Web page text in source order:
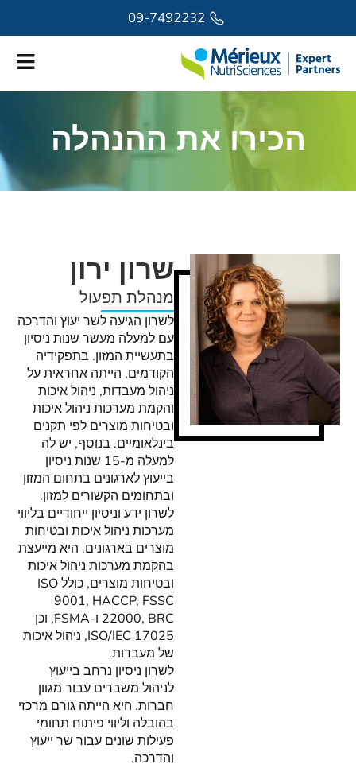
09-7492232
הכירו את ההנהלה
שרון ירון
מנהלת תפעול
לשרון הגיעה לשר יעוץ והדרכה
עם למעלה מעשר שנות ניסיון
בתעשיית המזון. בתפקידיה
הקודמים, הייתה אחראית על
ניהול מעבדות, ניהול איכות
והקמת מערכות ניהול איכות
ובטיחות מוצרים לפי תקנים
בינלאומיים. בנוסף, יש לה
למעלה מ-15 שנות ניסיון
בייעוץ לארגונים בתחום המזון
ובתחומים הקשורים למזון.
לשרון ידע וניסיון ייחודיים בליווי
מערכות ניהול איכות ובטיחות
מוצרים בארגונים. היא מייעצת
בהקמת מערכות ניהול איכות
ובטיחות מוצרים, כולל ISO
9001, HACCP, FSSC
22000, BRC ו-FSMA, וכן
ISO/IEC 17025, ניהול איכות
של מעבדות.
לשרון ניסיון נרחב בייעוץ
לניהול משברים עבור מגוון
חברות. היא הייתה גורם מרכזי
בהובלה וליווי פיתוח תחומי
פעילות שונים עבור שר ייעוץ
והדרכה.